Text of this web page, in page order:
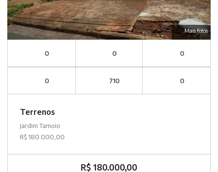
Mais fotos
0 0 0
0 710 0
Terrenos
Jardim Tamoio
R$ 180.000,00
R$ 180.000,00